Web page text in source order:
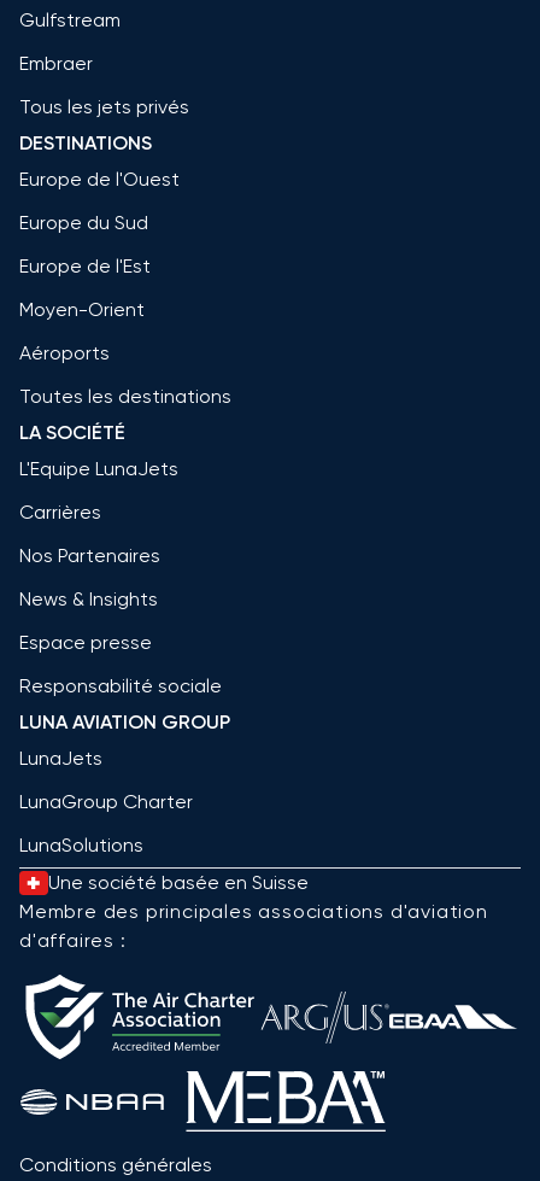
Gulfstream
Embraer
Tous les jets privés
DESTINATIONS
Europe de l'Ouest
Europe du Sud
Europe de l'Est
Moyen-Orient
Aéroports
Toutes les destinations
LA SOCIÉTÉ
L'Equipe LunaJets
Carrières
Nos Partenaires
News & Insights
Espace presse
Responsabilité sociale
LUNA AVIATION GROUP
LunaJets
LunaGroup Charter
LunaSolutions
Une société basée en Suisse
Membre des principales associations d'aviation
d'affaires :
Conditions générales